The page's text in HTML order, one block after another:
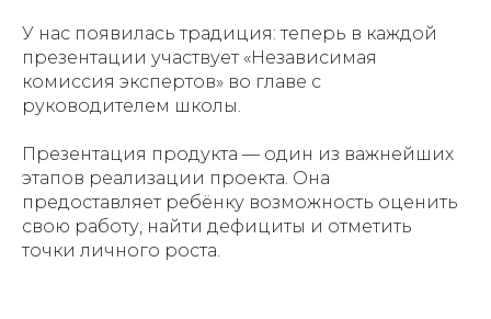
У нас появилась традиция: теперь в каждой
презентации участвует «Независимая
комиссия экспертов» во главе с
руководителем школы.
Презентация продукта — один из важнейших
этапов реализации проекта. Она
предоставляет ребёнку возможность оценить
свою работу, найти дефициты и отметить
точки личного роста.